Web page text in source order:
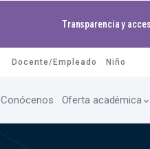
Transparencia y
Docente/Empleado Niño
Conócenos Oferta académica